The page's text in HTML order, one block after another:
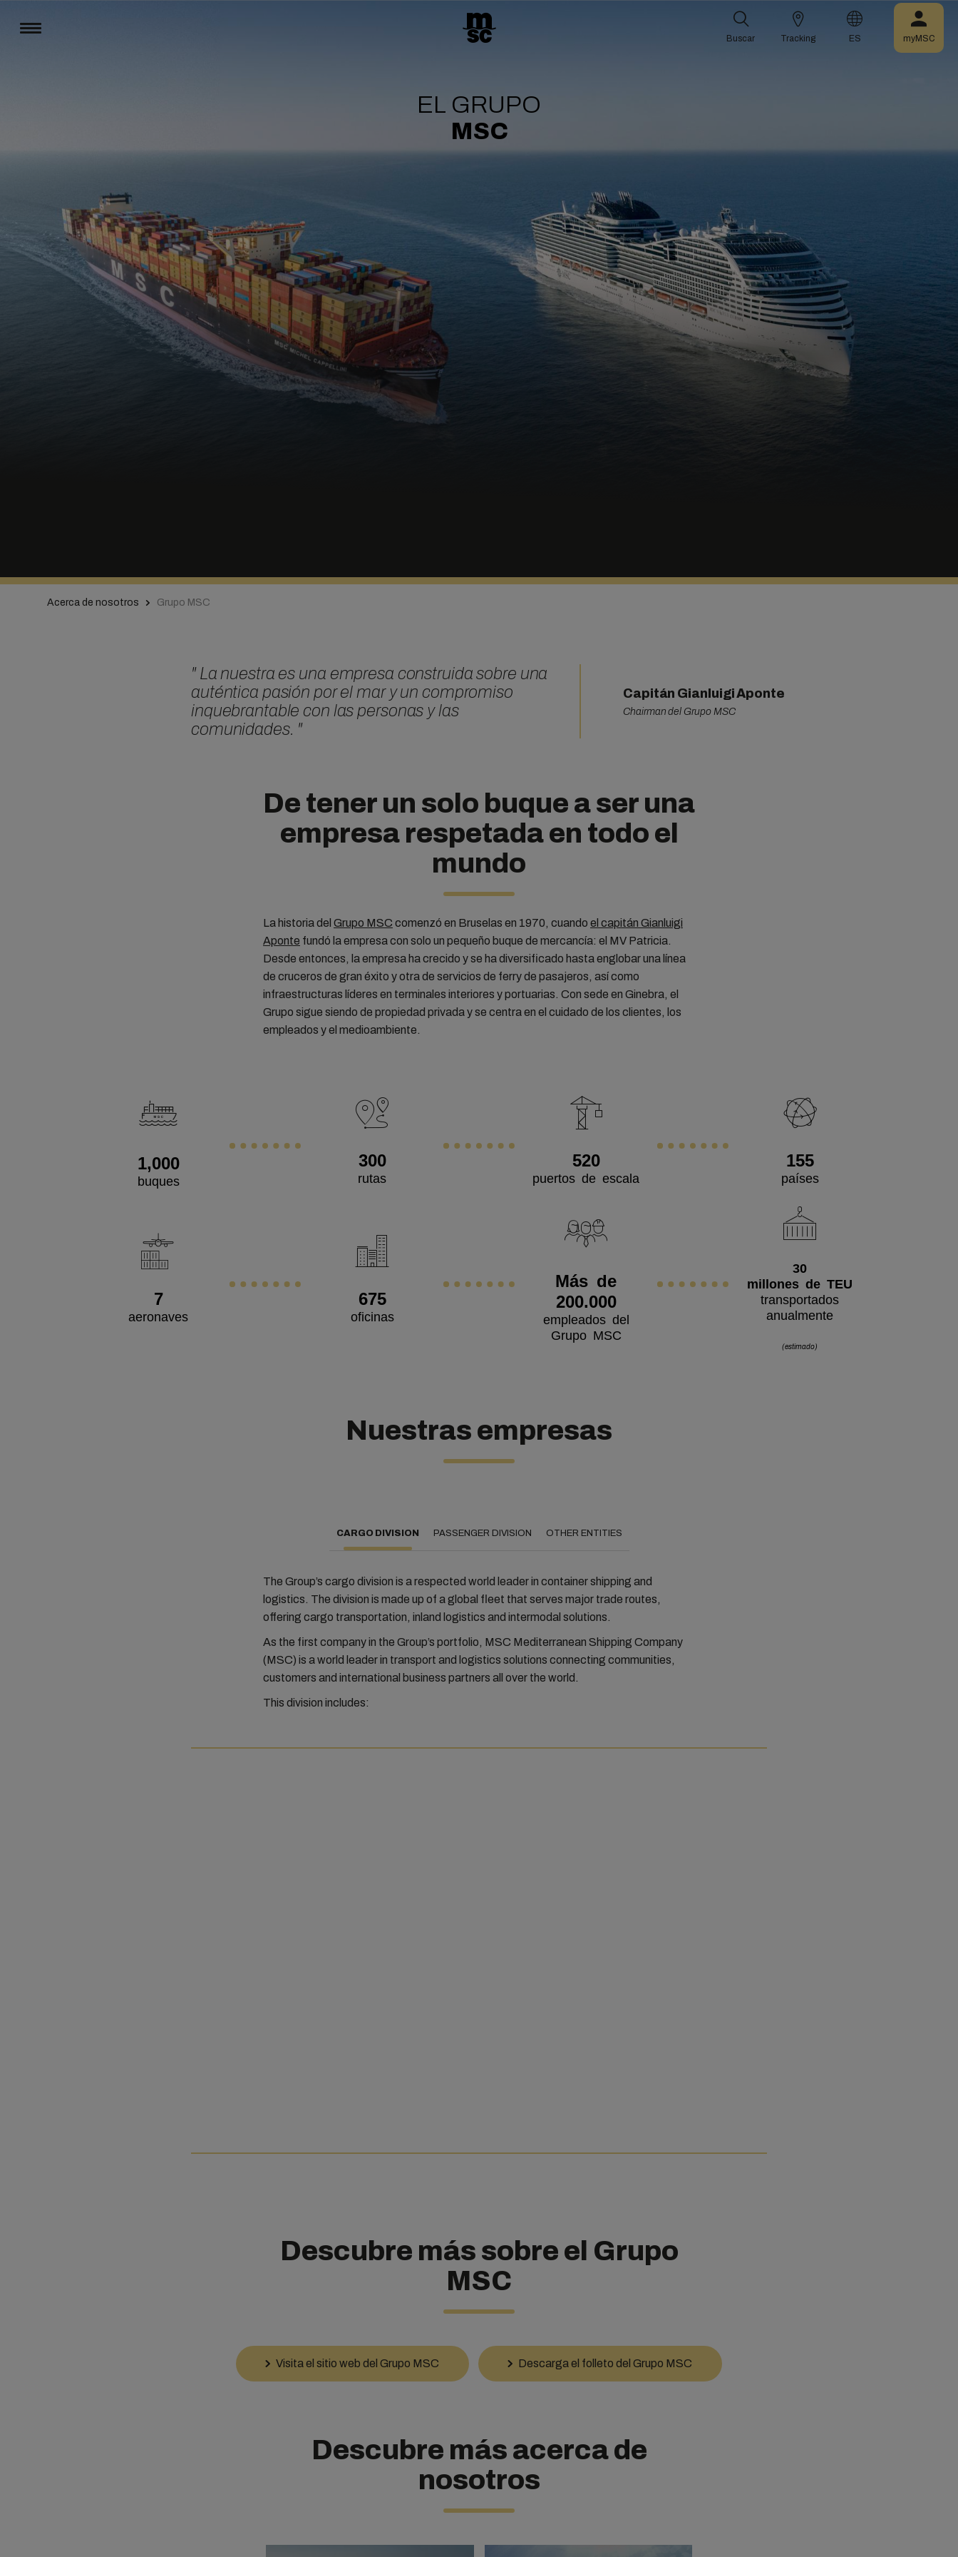
EL GRUPO
MSC
Buscar Tracking ES myMSC
Acerca de nosotros Grupo MSC
" La nuestra es una empresa construida sobre una
auténtica pasión por el mar y un compromiso
inquebrantable con las personas y las
comunidades. "
Capitán Gianluigi Aponte
Chairman del Grupo MSC
De tener un solo buque a ser una
empresa respetada en todo el
mundo
La historia del Grupo MSC comenzó en Bruselas en 1970, cuando el capitán Gianluigi
Aponte fundó la empresa con solo un pequeño buque de mercancía: el MV Patricia.
Desde entonces, la empresa ha crecido y se ha diversificado hasta englobar una línea
de cruceros de gran éxito y otra de servicios de ferry de pasajeros, así como
infraestructuras líderes en terminales interiores y portuarias. Con sede en Ginebra, el
Grupo sigue siendo de propiedad privada y se centra en el cuidado de los clientes, los
empleados y el medioambiente.
1,000
buques
300
rutas
520
puertos de escala
155
países
7
aeronaves
675
oficinas
Más de
200.000
empleados del
Grupo MSC
30
millones de TEU
transportados
anualmente
(estimado)
Nuestras empresas
CARGO DIVISION PASSENGER DIVISION OTHER ENTITIES
The Group’s cargo division is a respected world leader in container shipping and
logistics. The division is made up of a global fleet that serves major trade routes,
offering cargo transportation, inland logistics and intermodal solutions.
As the first company in the Group’s portfolio, MSC Mediterranean Shipping Company
(MSC) is a world leader in transport and logistics solutions connecting communities,
customers and international business partners all over the world.
This division includes:
Descubre más sobre el Grupo
MSC
Visita el sitio web del Grupo MSC Descarga el folleto del Grupo MSC
Descubre más acerca de
nosotros